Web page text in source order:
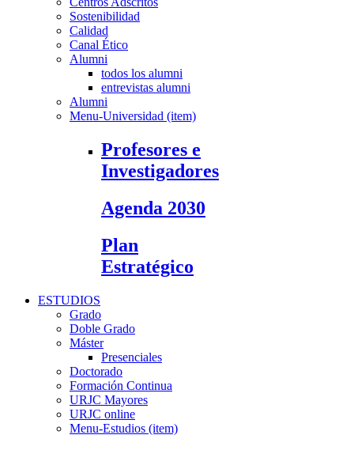
Sostenibilidad
Calidad
Canal Ético
Alumni
todos los alumni
entrevistas alumni
Alumni
Menu-Universidad (item)
Profesores e
Investigadores
Agenda 2030
Plan
Estratégico
ESTUDIOS
Grado
Doble Grado
Máster
Presenciales
Doctorado
Formación Continua
URJC Mayores
URJC online
Menu-Estudios (item)